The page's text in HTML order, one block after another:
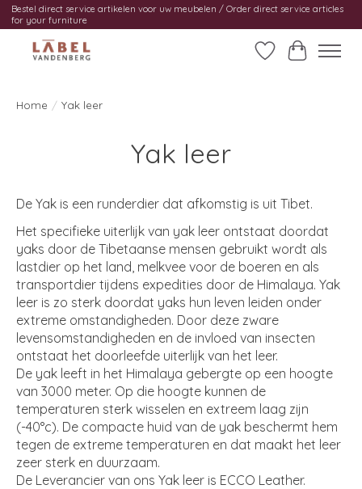
Bestel direct service artikelen voor uw meubelen / Order direct service articles
for your furniture
Verlanglijst
Home / Yak leer
Yak leer
De Yak is een runderdier dat afkomstig is uit Tibet.
Het specifieke uiterlijk van yak leer ontstaat doordat
yaks door de Tibetaanse mensen gebruikt wordt als
lastdier op het land, melkvee voor de boeren en als
transportdier tijdens expedities door de Himalaya. Yak
leer is zo sterk doordat yaks hun leven leiden onder
extreme omstandigheden. Door deze zware
levensomstandigheden en de invloed van insecten
ontstaat het doorleefde uiterlijk van het leer.
De yak leeft in het Himalaya gebergte op een hoogte
van 3000 meter. Op die hoogte kunnen de
temperaturen sterk wisselen en extreem laag zijn
(-40°c). De compacte huid van de yak beschermt hem
tegen de extreme temperaturen en dat maakt het leer
zeer sterk en duurzaam.
De Leverancier van ons Yak leer is ECCO Leather.